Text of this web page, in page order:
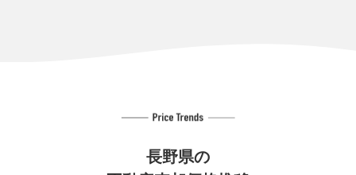
長野県の